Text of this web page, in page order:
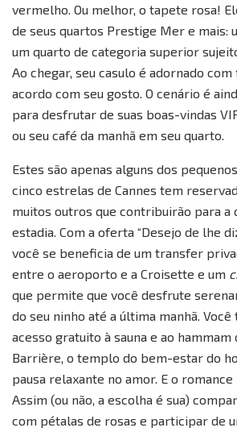
vermelho. Ou melhor, o tapete rosa!
de seus quartos Prestige Mer e mais:
um quarto de categoria superior
Ao chegar, seu casulo é adornado
acordo com seu gosto. O cenário é
para desfrutar de suas boas-vindas
ou seu café da manhã em seu quarto.
Estes são apenas alguns dos
cinco estrelas de Cannes tem
muitos outros que contribuirão para a
estadia. Com a oferta “Desejo de lhe
você se beneficia de um transfer
entre o aeroporto e a Croisette e um
que permite que você desfrute
do seu ninho até a última manhã.
acesso gratuito à sauna e ao hammam
Barrière, o templo do bem-estar do
pausa relaxante no amor. E o romance
Assim (ou não, a escolha é sua)
com pétalas de rosas e participar de